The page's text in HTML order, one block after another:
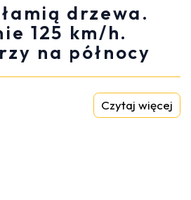
drzewa.
125 km/h.
na północy
Czytaj więcej